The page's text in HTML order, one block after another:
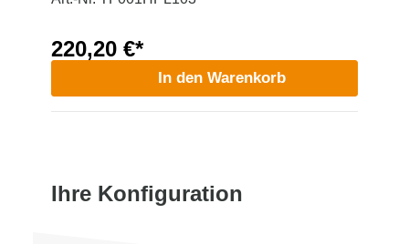
220,20 €*
In den Warenkorb
Ihre Konfiguration